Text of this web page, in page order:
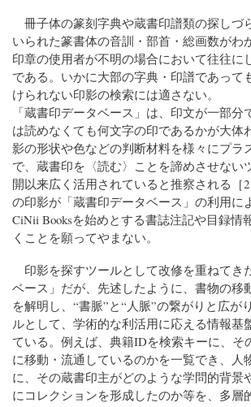
冊子体の篆刻字典や蔵書印譜類の探しづ
いられた篆書体の音訓・部首・総画数がわ
印章の使用者が不明の場合において往往に
である。いかに大部の字典・印譜であって
けられない印影の検索には適さない。
「蔵書印データベース」は、印文が一部分
は読めなくても何文字の印であるかが大体
影の形状や色などの判断材料を様々にプラ
で、蔵書印を〈読む〉ことを諦めさせない
開以来広く活用されていると推察される［
の印影が「蔵書印データベース」の利用に
CiNii Booksを始めとする書誌注記や目録情
くことを願ってやまない。
印影を探すツールとして改修を重ねてき
ベース」だが、先述したように、書物の移
を解明し、“書脈”と“人脈”の繋がりと広が
ルとして、学術的な利活用に応える情報基
ている。例えば、典籍IDを検索キーに、そ
に移動・流通しているのかを一覧でき、人
に、その蔵書印主がどのような学問的背景
にコレクションを形成したのか等を、多層